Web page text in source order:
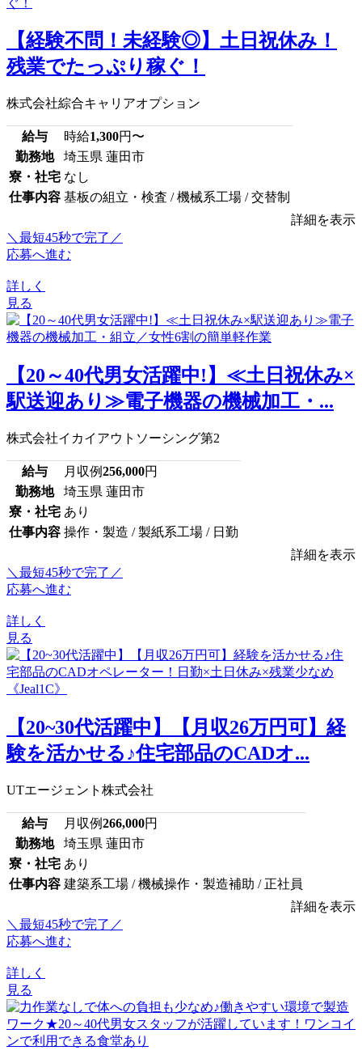
【経験不問！未経験◎】土日祝休み！
残業でたっぷり稼ぐ！
株式会社綜合キャリアオプション
給与 時給1,300円〜
勤務地
埼玉県 蓮田市
寮・社宅 なし
仕事内容 基板の組立・検査 / 機械系工場 / 交替制
詳細を表示
＼最短45秒で完了／
応募へ進む
詳しく
見る
【20～40代男女活躍中!】≪土日祝休み×
駅送迎あり≫電子機器の機械加工・...
株式会社イカイアウトソーシング第2
給与 月収例256,000円
勤務地
埼玉県 蓮田市
寮・社宅 あり
仕事内容 操作・製造 / 製紙系工場 / 日勤
詳細を表示
＼最短45秒で完了／
応募へ進む
詳しく
見る
【20~30代活躍中】【月収26万円可】経
験を活かせる♪住宅部品のCADオ...
UTエージェント株式会社
給与 月収例266,000円
勤務地
埼玉県 蓮田市
寮・社宅 あり
仕事内容 建築系工場 / 機械操作・製造補助 / 正社員
詳細を表示
＼最短45秒で完了／
応募へ進む
詳しく
見る